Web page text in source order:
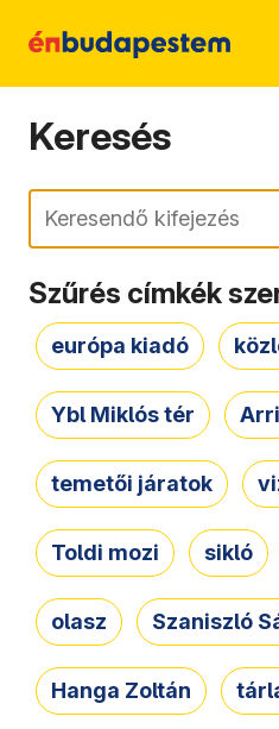
Keresés
Keresés
Szűrés címkék
európa kiadó
Ybl Miklós tér
temetői járatok
Toldi mozi sikló
olasz Szaniszló
Hanga Zoltán